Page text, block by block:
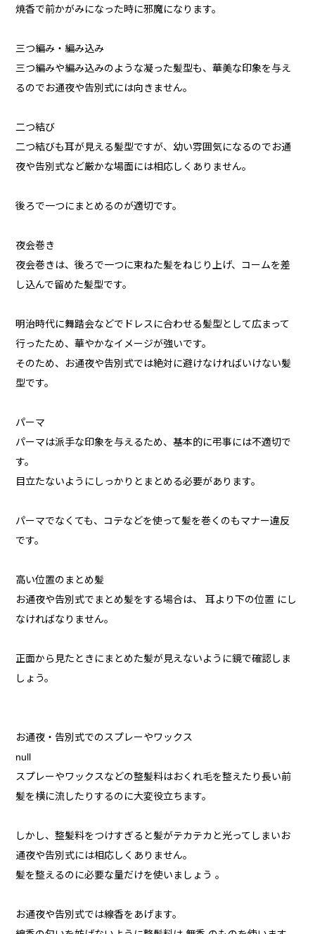
焼香で前かがみになった時に邪魔になります。
三つ編み・編み込み
三つ編みや編み込みのような凝った髪型も、華美な印象を与え
るのでお通夜や告別式には向きません。
二つ結び
二つ結びも耳が見える髪型ですが、幼い雰囲気になるのでお通
夜や告別式など厳かな場面には相応しくありません。
後ろで一つにまとめるのが適切です。
夜会巻き
夜会巻きは、後ろで一つに束ねた髪をねじり上げ、コームを差
し込んで留めた髪型です。
明治時代に舞踏会などでドレスに合わせる髪型として広まって
行ったため、華やかなイメージが強いです。
そのため、お通夜や告別式では絶対に避けなければいけない髪
型です。
パーマ
パーマは派手な印象を与えるため、基本的に弔事には不適切で
す。
目立たないようにしっかりとまとめる必要があります。
パーマでなくても、コテなどを使って髪を巻くのもマナー違反
です。
高い位置のまとめ髪
お通夜や告別式でまとめ髪をする場合は、 耳より下の位置 にし
なければなりません。
正面から見たときにまとめた髪が見えないように鏡で確認しま
しょう。
お通夜・告別式でのスプレーやワックス
null
スプレーやワックスなどの整髪料はおくれ毛を整えたり長い前
髪を横に流したりするのに大変役立ちます。
しかし、整髪料をつけすぎると髪がテカテカと光ってしまいお
通夜や告別式には相応しくありません。
髪を整えるのに必要な量だけを使いましょう 。
お通夜や告別式では線香をあげます。